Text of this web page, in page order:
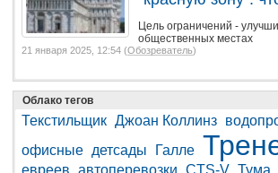
Цель ограничений -
общественных местах
21 января 2025, 12:54 (Обозреватель)
Облако тегов
Текстильщик Джоан Коллинз
офисные детсады Галле
евреев автоперевозки CTS-V Тума